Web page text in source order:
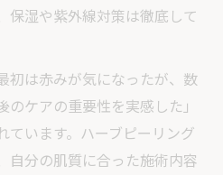
保湿や紫外線対策は徹底して
初は赤みが気になったが、数
ケアの重要性を実感した」
ています。ハーブピーリング
自分の肌質に合った施術内容